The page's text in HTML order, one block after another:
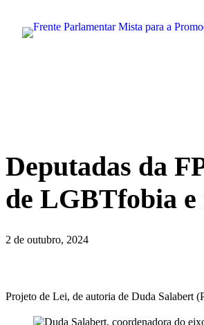
Deputadas da
de LGBTfobia e
2 de outubro, 2024
Projeto de Lei, de autoria de Duda Salabert